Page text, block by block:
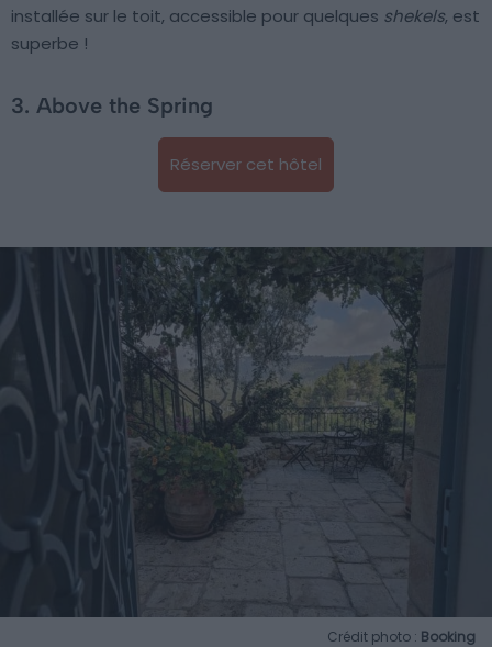
installée sur le toit, accessible pour quelques shekels, est
superbe !
3. Above the Spring
Réserver cet hôtel
Crédit photo : Booking